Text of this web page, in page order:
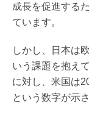
成長を促進する
ています。
しかし、日本は
いう課題を抱え
に対し、米国は
という数字が示